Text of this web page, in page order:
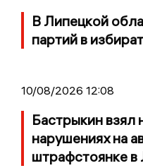
В Липецкой
партий в
10/08/2026 12:08
Бастрыкин взял
нарушениях на
штрафстоянке в